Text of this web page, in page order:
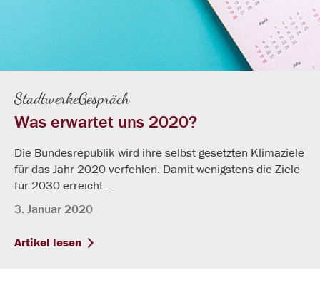
Was erwartet uns 2020?
StadtwerkeGespräch
Die Bundesrepublik wird ihre selbst gesetzten Klimaziele
für das Jahr 2020 verfehlen. Damit wenigstens die Ziele
für 2030 erreicht…
3. Januar 2020
Artikel lesen